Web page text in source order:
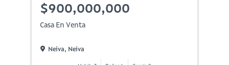
$900,000,000
Casa En Venta
Neiva, Neiva